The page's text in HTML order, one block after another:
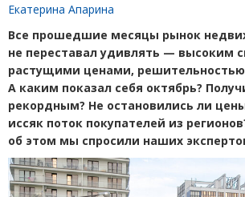
Екатерина Апарина
Все прошедшие месяцы рынок
не переставал удивлять — высоким
растущими ценами, решительностью
А каким показал себя октябрь?
рекордным? Не остановились ли
иссяк поток покупателей из
об этом мы спросили наших